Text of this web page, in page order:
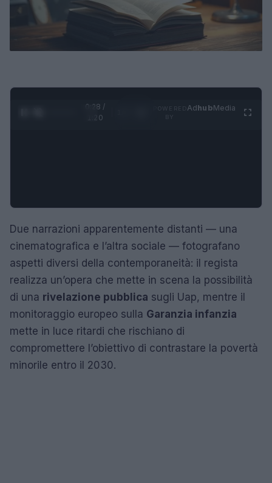
0:29 /
1:20
AdhubMedia
Due narrazioni apparentemente distanti — una
cinematografica e l’altra sociale — fotografano
aspetti diversi della contemporaneità: il regista
realizza un’opera che mette in scena la possibilità
di una rivelazione pubblica sugli Uap, mentre il
monitoraggio europeo sulla Garanzia infanzia
mette in luce ritardi che rischiano di
compromettere l’obiettivo di contrastare la povertà
minorile entro il 2030.